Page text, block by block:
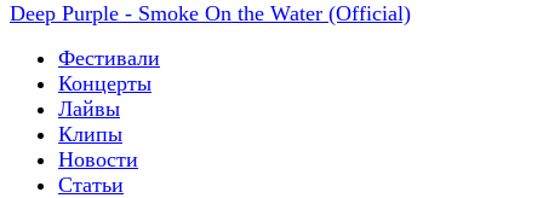
Deep Purple - Smoke On the Water (Official)
Фестивали
Концерты
Лайвы
Клипы
Новости
Статьи